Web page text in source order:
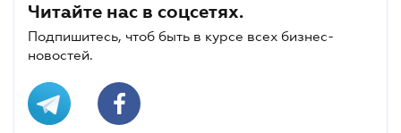
Читайте нас в соцсетях.
Подпишитесь, чтоб быть в курсе всех бизнес-
новостей.